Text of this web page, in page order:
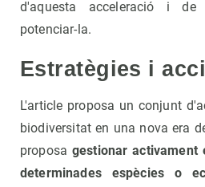
d'aquesta acceleració i
potenciar-la.
Estratègies i
L'article proposa un conjunt
biodiversitat en una nova era
proposa gestionar
determinades espècies o